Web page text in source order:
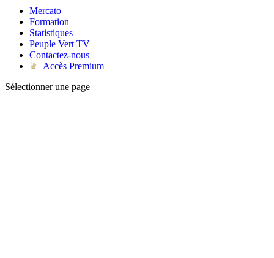
Mercato
Formation
Statistiques
Peuple Vert TV
Contactez-nous
♛
Accès Premium
Sélectionner une page